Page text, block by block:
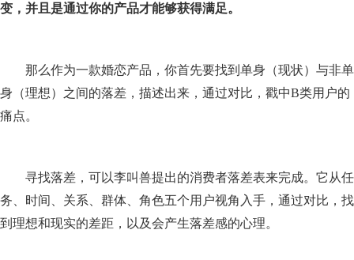
变，并且是通过你的产品才能够获得满足。
那么作为一款婚恋产品，你首先要找到单身（现状）与非单
身（理想）之间的落差，描述出来，通过对比，戳中B类用户的
痛点。
寻找落差，可以李叫兽提出的消费者落差表来完成。它从任
务、时间、关系、群体、角色五个用户视角入手，通过对比，找
到理想和现实的差距，以及会产生落差感的心理。